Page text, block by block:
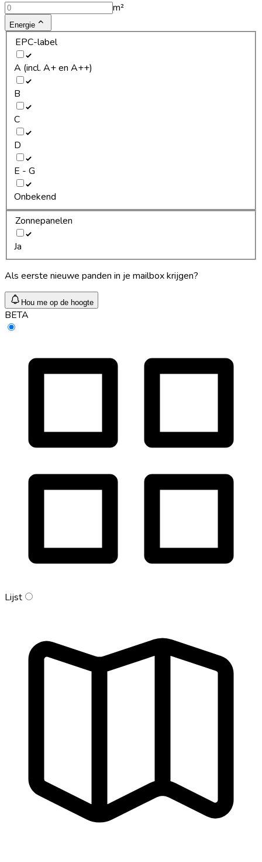
m²
Energie
EPC-label
A (incl. A+ en A++)
B
C
D
E - G
Onbekend
Zonnepanelen
Ja
Als eerste nieuwe panden in je mailbox krijgen?
Hou me op de hoogte
BETA
Lijst